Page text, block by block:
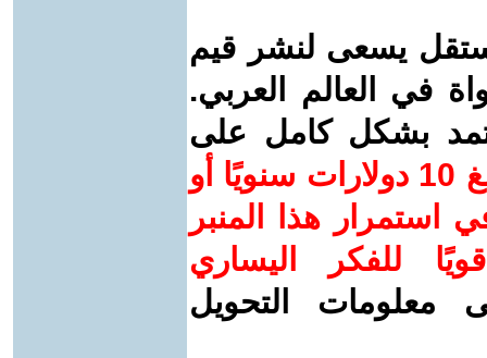
يسعى لنشر قيم
في العالم العربي.
بشكل كامل على
ساهم/ي معنا! بدعمكم بمبلغ 10 دولارات سنويًا أو
استمرار هذا المنبر
للفكر اليساري
معلومات التحويل